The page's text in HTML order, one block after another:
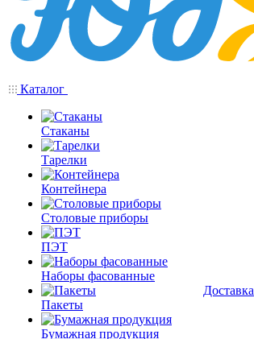
Каталог
Стаканы
Тарелки
Контейнера
Столовые приборы
ПЭТ
Наборы фасованные
Пакеты
Бумажная продукция
Доставка